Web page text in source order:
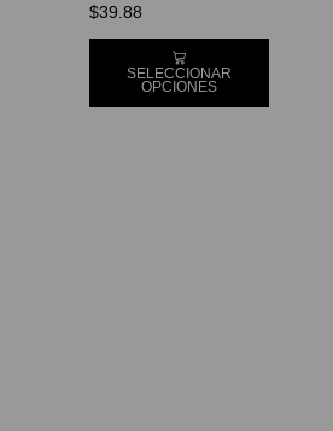
$39.88
SELECCIONAR
OPCIONES